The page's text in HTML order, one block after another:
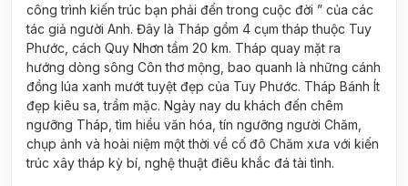
công trình kiến trúc bạn phải đến trong cuộc đời ” của các
tác giả người Anh. Đây là Tháp gồm 4 cụm tháp thuộc Tuy
Phước, cách Quy Nhơn tầm 20 km. Tháp quay mặt ra
hướng dòng sông Côn thơ mộng, bao quanh là những cánh
đồng lúa xanh mướt tuyệt đẹp của Tuy Phước. Tháp Bánh Ít
đẹp kiêu sa, trầm mặc. Ngày nay du khách đến chêm
ngưỡng Tháp, tìm hiểu văn hóa, tín ngưỡng người Chăm,
chụp ảnh và hoài niệm một thời về cố đô Chăm xưa với kiến
trúc xây tháp kỳ bí, nghệ thuật điêu khắc đá tài tình.